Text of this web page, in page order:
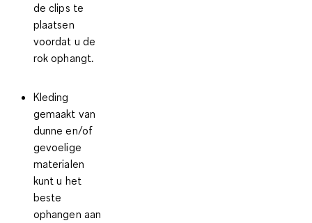
de clips te
plaatsen
voordat u de
rok ophangt.
Kleding
gemaakt van
dunne en/of
gevoelige
materialen
kunt u het
beste
ophangen aan